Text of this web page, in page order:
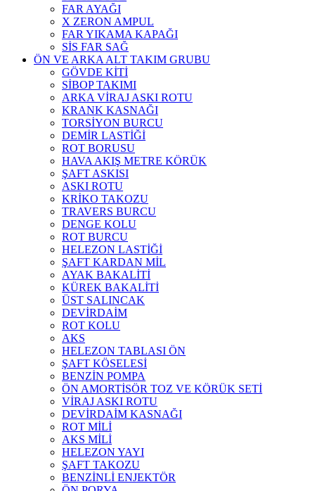
FAR AYAĞI
X ZERON AMPUL
FAR YIKAMA KAPAĞI
SİS FAR SAĞ
ÖN VE ARKA ALT TAKIM GRUBU
GÖVDE KİTİ
SİBOP TAKIMI
ARKA VİRAJ ASKI ROTU
KRANK KASNAĞI
TORSİYON BURCU
DEMİR LASTİĞİ
ROT BORUSU
HAVA AKIŞ METRE KÖRÜK
ŞAFT ASKISI
ASKI ROTU
KRİKO TAKOZU
TRAVERS BURCU
DENGE KOLU
ROT BURCU
HELEZON LASTİĞİ
ŞAFT KARDAN MİL
AYAK BAKALİTİ
KÜREK BAKALİTİ
ÜST SALINCAK
DEVİRDAİM
ROT KOLU
AKS
HELEZON TABLASI ÖN
ŞAFT KÖSELESİ
BENZİN POMPA
ÖN AMORTİSÖR TOZ VE KÖRÜK SETİ
VİRAJ ASKI ROTU
DEVİRDAİM KASNAĞI
ROT MİLİ
AKS MİLİ
HELEZON YAYI
ŞAFT TAKOZU
BENZİNLİ ENJEKTÖR